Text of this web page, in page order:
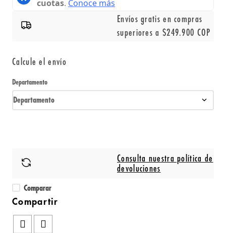
Envíos gratis en compras
superiores a $249.900 COP
Calcule el envío
Departamento
Departamento
Consulta nuestra política de
devoluciones
Comparar